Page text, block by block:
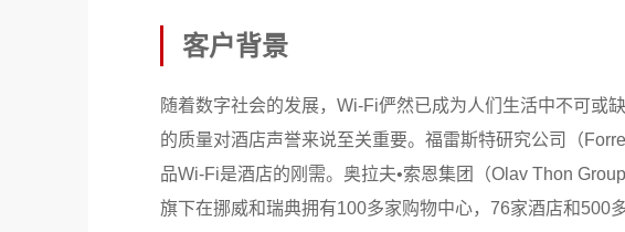
客户背景
随着数字社会的发展，Wi-Fi俨然已成为人们生活中不可或
的质量对酒店声誉来说至关重要。福雷斯特研究公司（
品Wi-Fi是酒店的刚需。奥拉夫•索恩集团（Olav Thon
旗下在挪威和瑞典拥有100多家购物中心，76家酒店和500